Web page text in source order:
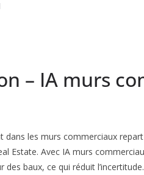
– IA murs
dans les murs commerciaux
Estate. Avec IA murs
baux, ce qui réduit